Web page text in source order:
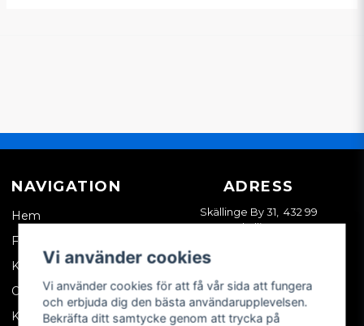
NAVIGATION
Hem
Företagskund
Kontakta oss
Om oss
Köpvillkor
ADRESS
Skällinge By 31, 432 99
Skällinge
Vi använder cookies
Vi använder cookies för att få vår sida att fungera
och erbjuda dig den bästa användarupplevelsen.
Bekräfta ditt samtycke genom att trycka på